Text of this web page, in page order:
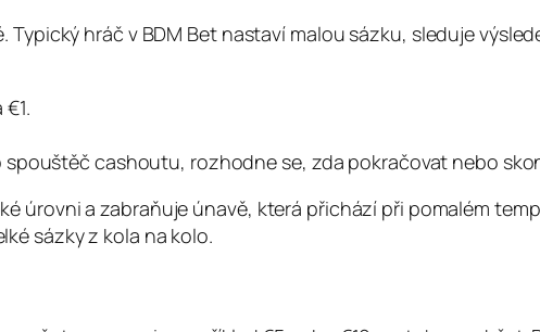
hráč v BDM Bet nastaví malou sázku, sleduje
cashoutu, rozhodne se, zda pokračovat nebo
úrovni a zabraňuje únavě, která přichází při pomalém
sázky z kola na kolo.